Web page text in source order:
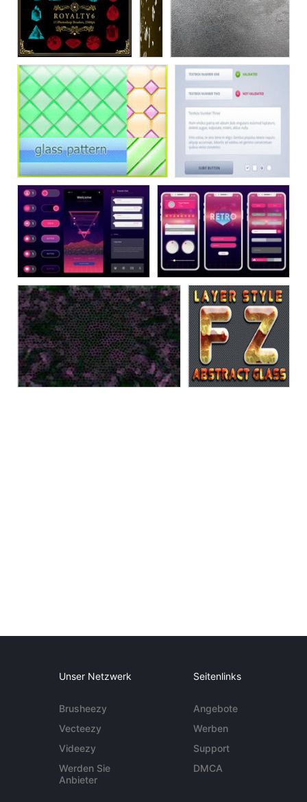
Unser Netzwerk
Brusheezy
Vecteezy
Videezy
Werden Sie
Anbieter
Seitenlinks
Angebote
Werben
Support
DMCA